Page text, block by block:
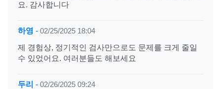
요. 감사합니다
하영 - 02/25/2025 18:04
제 경험상, 정기적인 검사만으로도 문제를 크게 줄일
수 있었어요. 여러분들도 해보세요
두리 - 02/26/2025 09:24